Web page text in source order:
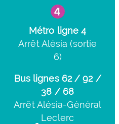
Métro ligne 4
Arrêt Alésia (sortie
6)
Bus lignes 62 / 92 /
38 / 68
Arrêt Alésia-Général
Leclerc